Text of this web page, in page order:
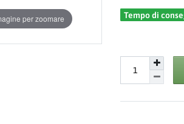
per zoomare Tempo di